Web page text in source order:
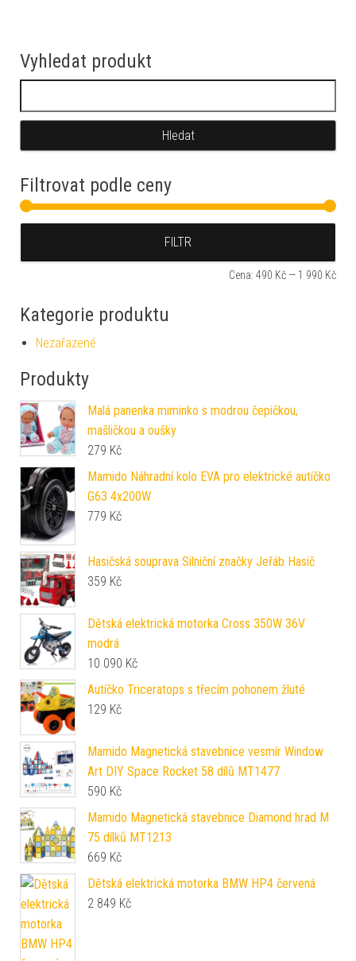
Vyhledat produkt
Filtrovat podle ceny
FILTR
Cena: 490 Kč — 1 990 Kč
Kategorie produktu
Nezařazené
Produkty
Malá panenka miminko s modrou čepičkou,
mašličkou a oušky
279 Kč
Mamido Náhradní kolo EVA pro elektrické autíčko
G63 4x200W
779 Kč
Hasičská souprava Silniční značky Jeřáb Hasič
359 Kč
Dětská elektrická motorka Cross 350W 36V
modrá
10 090 Kč
Autíčko Triceratops s třecím pohonem žluté
129 Kč
Mamido Magnetická stavebnice vesmír Window
Art DIY Space Rocket 58 dílů MT1477
590 Kč
Mamido Magnetická stavebnice Diamond hrad M
75 dílků MT1213
669 Kč
Dětská elektrická motorka BMW HP4 červená
2 849 Kč